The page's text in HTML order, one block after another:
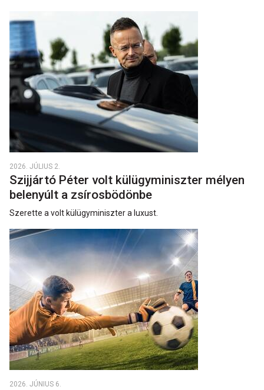
2026. JÚLIUS 2.
Szijjártó Péter volt külügyminiszter mélyen
belenyúlt a zsírosbödönbe
Szerette a volt külügyminiszter a luxust.
2026. JÚNIUS 6.